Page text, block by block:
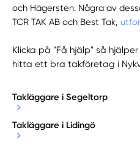
och Hägersten. Några av
TCR TAK AB och Best Tak,
Klicka på "Få hjälp" så
hitta ett bra takföretag i
Takläggare i Segeltorp
Takläggare i Lidingö